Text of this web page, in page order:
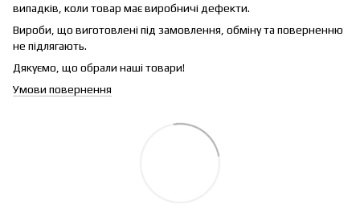
випадків, коли товар має виробничі дефекти.
Вироби, що виготовлені під замовлення, обміну та поверненню
не підлягають.
Дякуємо, що обрали наші товари!
Умови повернення